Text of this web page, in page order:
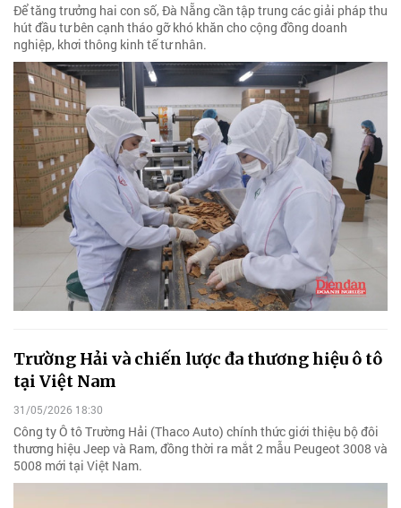
Để tăng trưởng hai con số, Đà Nẵng cần tập trung các giải pháp thu
hút đầu tư bên cạnh tháo gỡ khó khăn cho cộng đồng doanh
nghiệp, khơi thông kinh tế tư nhân.
Trường Hải và chiến lược đa thương hiệu ô tô
tại Việt Nam
31/05/2026 18:30
Công ty Ô tô Trường Hải (Thaco Auto) chính thức giới thiệu bộ đôi
thương hiệu Jeep và Ram, đồng thời ra mắt 2 mẫu Peugeot 3008 và
5008 mới tại Việt Nam.